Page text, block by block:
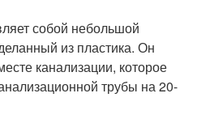
собой небольшой
из пластика. Он
канализации, которое
трубы на 20-